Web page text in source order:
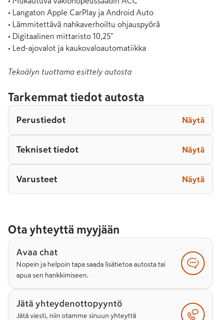
• Langaton Apple CarPlay ja Android Auto
• Lämmitettävä nahkaverhoiltu ohjauspyörä
• Digitaalinen mittaristo 10,25"
• Led-ajovalot ja kaukovaloautomatiikka
Tekoälyn tuottama esittely autosta
Tarkemmat tiedot autosta
Perustiedot Näytä
Tekniset tiedot Näytä
Varusteet Näytä
Ota yhteyttä myyjään
Avaa chat
Nopein ja helpoin tapa saada lisätietoa autosta tai
apua sen hankkimiseen.
Jätä yhteydenottopyyntö
Jätä viesti, niin otamme sinuun yhteyttä